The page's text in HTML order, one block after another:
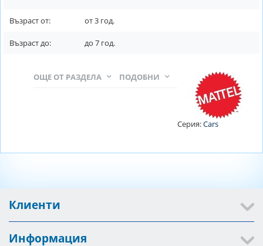
Възраст от: от3 год.
Възраст до: до 7 год.
Серия:Cars
ПОДОБНИ
ОЩЕ ОТ РАЗДЕЛА
Клиенти
Информация